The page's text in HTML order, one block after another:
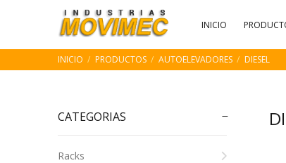
INICIO
INICIO PRODUCTOS AUTOELEVADORES DIESEL
CATEGORIAS
Racks